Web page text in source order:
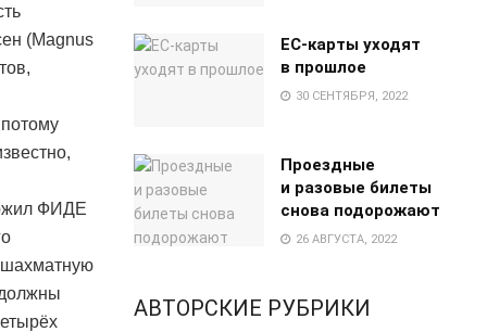
(Magnus
ФИДЕ
шахматную
EC-карты уходят
в прошлое
30 СЕНТЯБРЯ, 2022
Проездные
и разовые билеты
снова подорожают
26 АВГУСТА, 2022
АВТОРСКИЕ РУБРИКИ